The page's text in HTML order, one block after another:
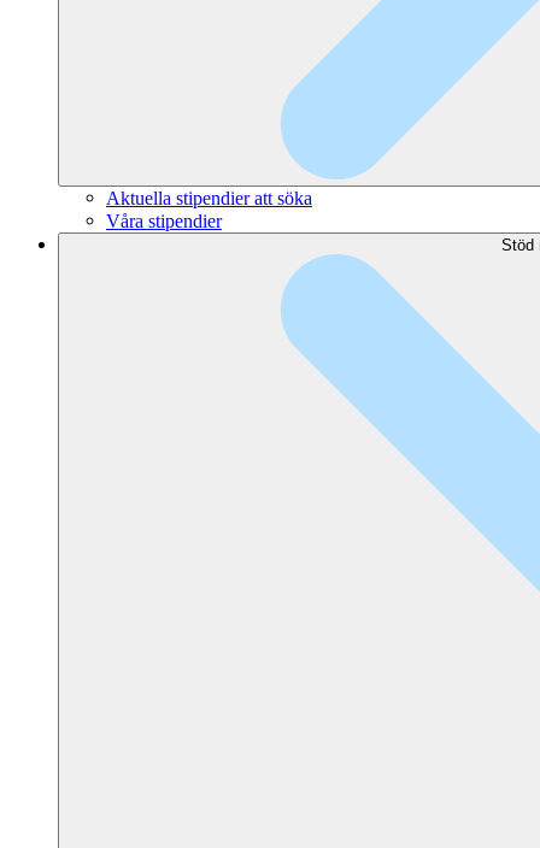
Aktuella stipendier att söka
Våra stipendier
Stöd